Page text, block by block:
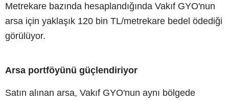
Metrekare bazında hesaplandığında Vakıf GYO'nun
arsa için yaklaşık 120 bin TL/metrekare bedel ödediği
görülüyor.
Arsa portföyünü güçlendiriyor
Satın alınan arsa, Vakıf GYO'nun aynı bölgede